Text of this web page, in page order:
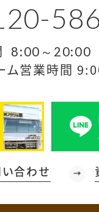
8:00～20:00
ム営業時間
合わせ